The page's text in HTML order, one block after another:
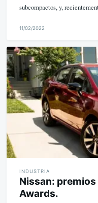
subcompactos, y,
i
11/02/2022
INDUSTRIA
Nissan:
Awards.